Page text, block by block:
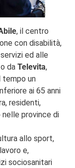
, il centro
con disabilità,
ed alle
da Televita,
tempo un
ai 65 anni
residenti,
province di
allo sport,
e,
sociosanitari